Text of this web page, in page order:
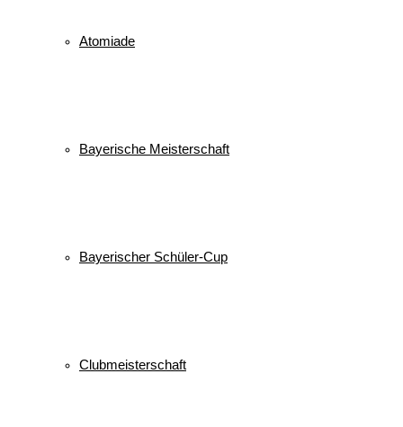
Atomiade
Bayerische Meisterschaft
Bayerischer Schüler-Cup
Clubmeisterschaft